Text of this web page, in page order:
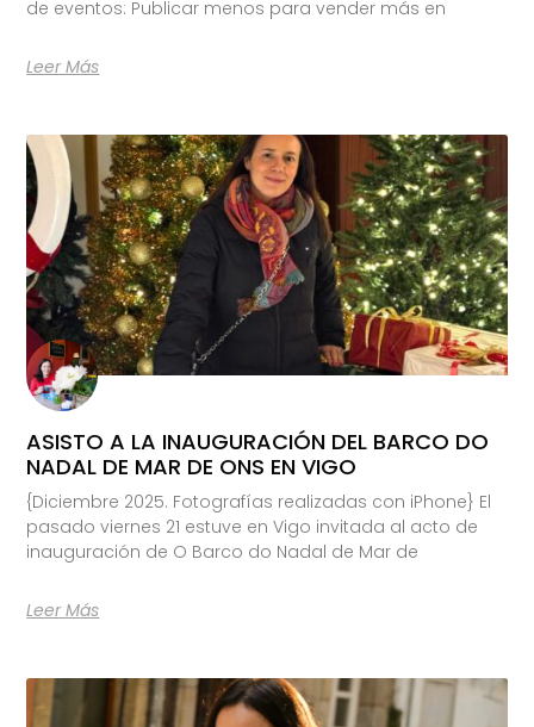
de eventos: Publicar menos para vender más en
Leer Más
ASISTO A LA INAUGURACIÓN DEL BARCO DO
NADAL DE MAR DE ONS EN VIGO
{Diciembre 2025. Fotografías realizadas con iPhone} El
pasado viernes 21 estuve en Vigo invitada al acto de
inauguración de O Barco do Nadal de Mar de
Leer Más